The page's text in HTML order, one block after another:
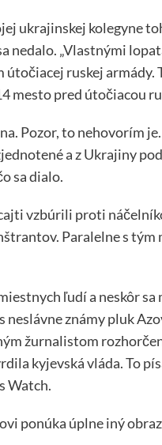
ukrajinskej kolegyne
„Vlastnými
ruskej armády.
mesto pred útočiacou
Pozor, to nehovorím
a z Ukrajiny
sa dialo.
vzbúrili proti
Paralelne s tým
ľudí a neskôr
známy pluk
žurnalistom
kyjevská vláda. To
Watch.
ponúka úplne iný